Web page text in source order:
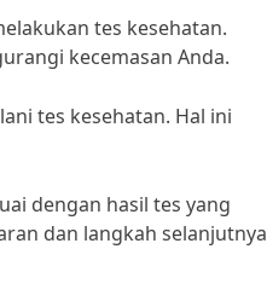
tes kesehatan.
kecemasan Anda.
tes kesehatan. Hal ini
dengan hasil tes yang
dan langkah selanjutnya